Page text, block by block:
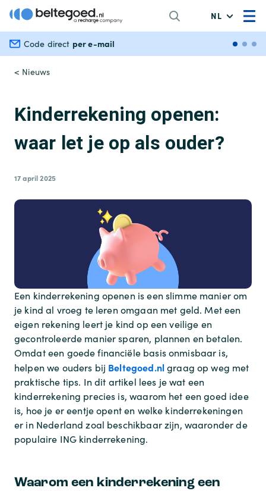
NL
Code direct per e-mail
< Nieuws
Kinderrekening openen:
waar let je op als ouder?
17 april 2025
Een kinderrekening openen is een slimme manier om
je kind al vroeg te leren omgaan met geld. Met een
eigen rekening leert je kind op een veilige en
gecontroleerde manier sparen, plannen en betalen.
Omdat een goede financiële basis onmisbaar is,
helpen we ouders bij Beltegoed.nlgraag op weg met
praktische tips. In dit artikel lees je wat een
kinderrekening precies is, waarom het een goed idee
is, hoe je er eentje opent en welke kinderrekeningen
er in Nederland zoal beschikbaar zijn, waaronder de
populaire ING kinderrekening.
Waarom een kinderrekening een